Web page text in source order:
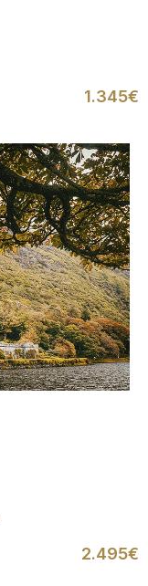
1.345€
2.495€